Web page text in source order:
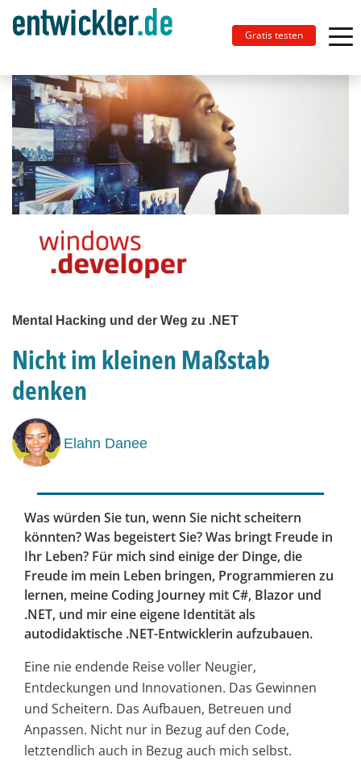
Gratis testen
Mental Hacking und der Weg zu .NET
Nicht im kleinen Maßstab
denken
Elahn Danee
Was würden Sie tun, wenn Sie nicht scheitern
könnten? Was begeistert Sie? Was bringt Freude in
Ihr Leben? Für mich sind einige der Dinge, die
Freude im mein Leben bringen, Programmieren zu
lernen, meine Coding Journey mit C#, Blazor und
.NET, und mir eine eigene Identität als
autodidaktische .NET-Entwicklerin aufzubauen.
Eine nie endende Reise voller Neugier,
Entdeckungen und Innovationen. Das Gewinnen
und Scheitern. Das Aufbauen, Betreuen und
Anpassen. Nicht nur in Bezug auf den Code,
letztendlich auch in Bezug auch mich selbst.